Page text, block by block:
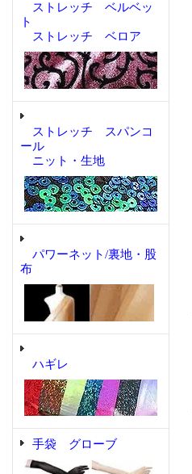
ストレッチ ベルベッ
ト
ストレッチ ベロア
ストレッチ スパンコ
ール
ニット・生地
パワーネット/裏地・股
布
ハギレ
手袋 グローブ